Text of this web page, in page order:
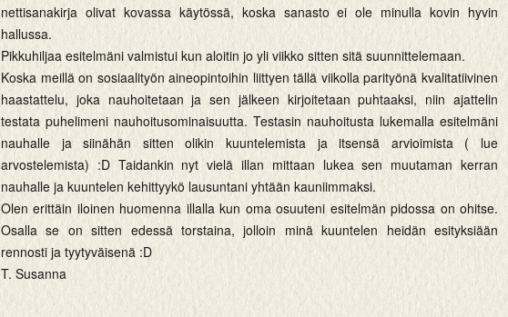
nettisanakirja olivat kovassa käytössä, koska sanasto ei ole minulla kovin hyvin
hallussa.
Pikkuhiljaa esitelmäni valmistui kun aloitin jo yli viikko sitten sitä suunnittelemaan.
Koska meillä on sosiaalityön aineopintoihin liittyen tällä viikolla parityönä kvalitatiivinen
haastattelu, joka nauhoitetaan ja sen jälkeen kirjoitetaan puhtaaksi, niin ajattelin
testata puhelimeni nauhoitusominaisuutta. Testasin nauhoitusta lukemalla esitelmäni
nauhalle ja siinähän sitten olikin kuuntelemista ja itsensä arvioimista ( lue
arvostelemista) :D Taidankin nyt vielä illan mittaan lukea sen muutaman kerran
nauhalle ja kuuntelen kehittyykö lausuntani yhtään kauniimmaksi.
Olen erittäin iloinen huomenna illalla kun oma osuuteni esitelmän pidossa on ohitse.
Osalla se on sitten edessä torstaina, jolloin minä kuuntelen heidän esityksiään
rennosti ja tyytyväisenä :D
T. Susanna